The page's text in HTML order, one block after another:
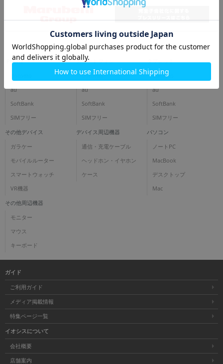
iPhone
au
SoftBank
SIMフリー
スマートフォン
docomo
au
SoftBank
SIMフリー
タブレット
docomo
au
SoftBank
SIMフリー
その他デバイス
ガラケー
モバイルルーター
スマートウォッチ
VR機器
デバイス周辺機器
通信・充電ケーブル
ヘッドホン・イヤホン
ケース
パソコン
ノートPC
MacBook
デスクトップ
Mac
その他周辺機器
モニター
マウス
キーボード
ガイド
ご利用ガイド
メディア掲載情報
特集ページ一覧
イオシスについて
会社概要
店舗案内
円 ～
年 月 まで
各項目のチェックボックスは「or検索」となります。
ただし機能別のみ「and検索」となります。